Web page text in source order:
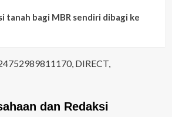
tanah bagi MBR sendiri dibagi ke
DIRECT,
dan Redaksi